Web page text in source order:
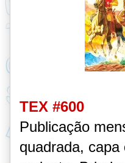
TEX #600
Publicação
quadrada, capa